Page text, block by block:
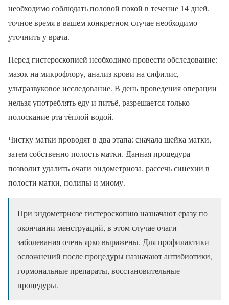
необходимо соблюдать половой покой в течение 14 дней,
точное время в вашем конкретном случае необходимо
уточнить у врача.
Перед гистероскопией необходимо провести обследование:
мазок на микрофлору, анализ крови на сифилис,
ультразвуковое исследование. В день проведения операции
нельзя употреблять еду и питьё, разрешается только
полоскание рта тёплой водой.
Чистку матки проводят в два этапа: сначала шейка матки,
затем собственно полость матки. Данная процедура
позволит удалить очаги эндометриоза, рассечь синехии в
полости матки, полипы и миому.
При эндометриозе гистероскопию назначают сразу по
окончании менструаций, в этом случае очаги
заболевания очень ярко выражены. Для профилактики
осложнений после процедуры назначают антибиотики,
гормональные препараты, восстановительные
процедуры.